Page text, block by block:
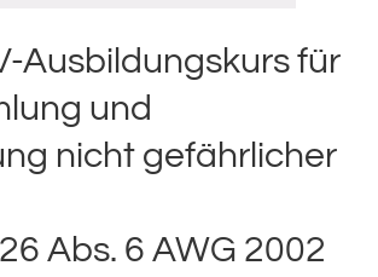
Ausbildungskurs für
und
nicht gefährlicher
Abs. 6 AWG 2002